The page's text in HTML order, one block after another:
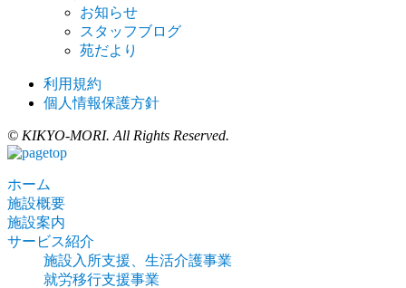
お知らせ
スタッフブログ
苑だより
利用規約
個人情報保護方針
© KIKYO-MORI. All Rights Reserved.
ホーム
施設概要
施設案内
サービス紹介
施設入所支援、生活介護事業
就労移行支援事業